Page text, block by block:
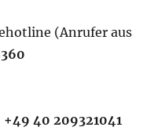
(Anrufer aus
+49 40 209321041